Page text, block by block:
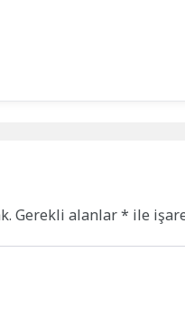
Gerekli alanlar* ile